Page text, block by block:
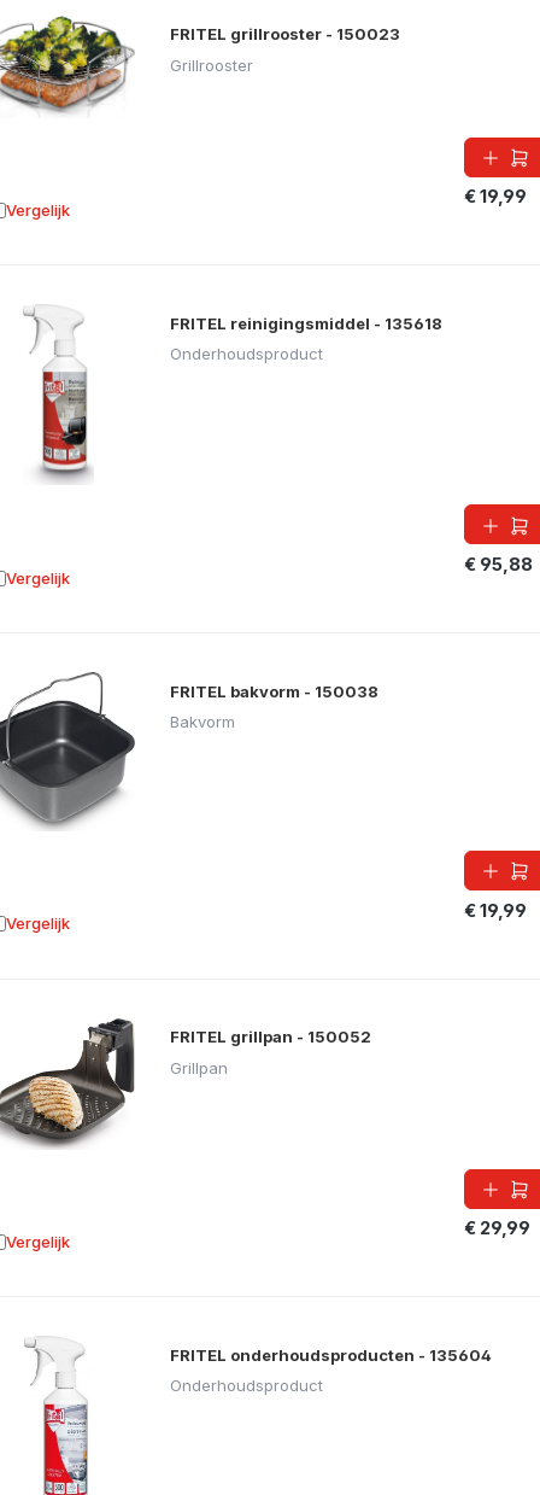
FRITEL grillrooster - 150023
Grillrooster
€ 19,99
Vergelijk aan vergelijking
FRITEL reinigingsmiddel - 135618
Onderhoudsproduct
€ 95,88
Vergelijk aan vergelijking
FRITEL bakvorm - 150038
Bakvorm
€ 19,99
Vergelijk aan vergelijking
FRITEL grillpan - 150052
Grillpan
€ 29,99
Vergelijk aan vergelijking
FRITEL onderhoudsproducten - 135604
Onderhoudsproduct